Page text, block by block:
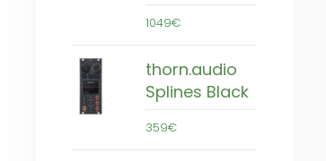
1049€
thorn.audio
Splines Black
359€